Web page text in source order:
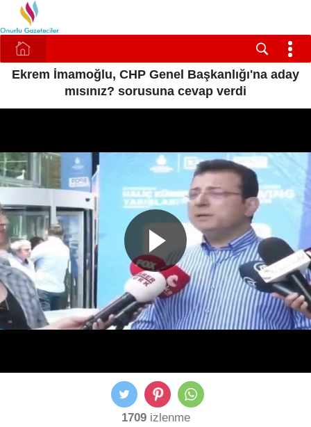
Ekrem İmamoğlu, CHP Genel Başkanlığı'na aday
mısınız? sorusuna cevap verdi
1709izlenme